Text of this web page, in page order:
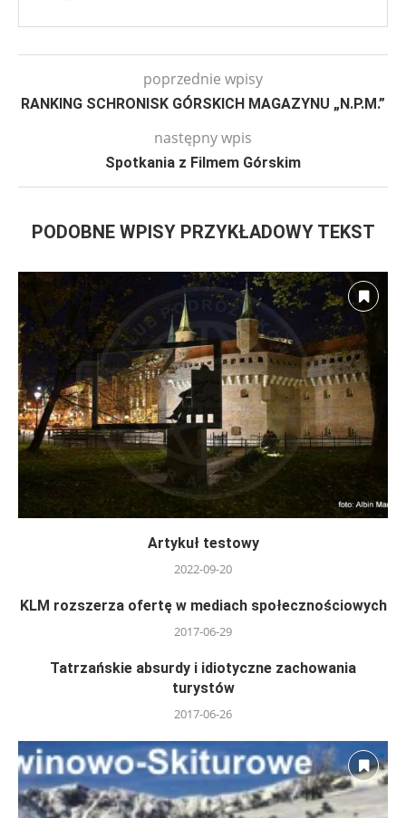
poprzednie wpisy
RANKING SCHRONISK GÓRSKICH MAGAZYNU „N.P.M.”
następny wpis
Spotkania z Filmem Górskim
PODOBNE WPISY PRZYKŁADOWY TEKST
Artykuł testowy
2022-09-20
KLM rozszerza ofertę w mediach społecznościowych
2017-06-29
Tatrzańskie absurdy i idiotyczne zachowania
turystów
2017-06-26